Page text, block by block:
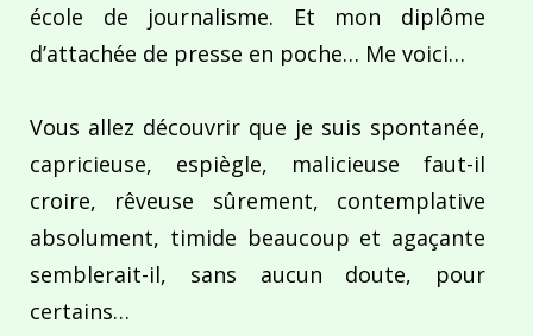
école de journalisme. Et mon diplôme
d’attachée de presse en poche… Me voici…
Vous allez découvrir que je suis spontanée,
capricieuse, espiègle, malicieuse faut-il
croire, rêveuse sûrement, contemplative
absolument, timide beaucoup et agaçante
semblerait-il, sans aucun doute, pour
certains…